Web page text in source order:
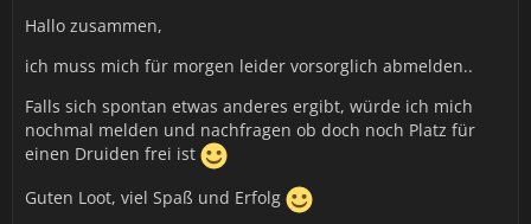
Hallo zusammen,
ich muss mich für morgen leider vorsorglich abmelden..
Falls sich spontan etwas anderes ergibt, würde ich mich
nochmal melden und nachfragen ob doch noch Platz für
einen Druiden frei ist
Guten Loot, viel Spaß und Erfolg